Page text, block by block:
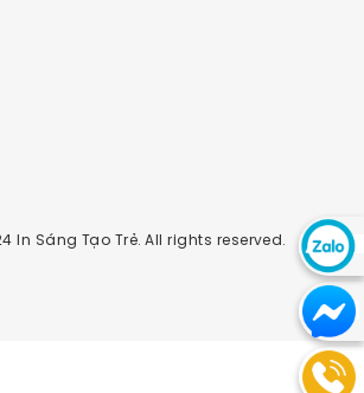
In Sáng Tạo Trẻ. All rights reserved.
Chat
Zalo
Chat